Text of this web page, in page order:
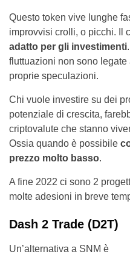
Questo token vive lunghe
improvvisi crolli, o picchi. Il
adatto per gli investimenti
fluttuazioni non sono
proprie speculazioni.
Chi vuole investire su dei
potenziale di crescita,
criptovalute che stanno
Ossia quando è possibile
prezzo molto basso.
A fine 2022 ci sono 2
molte adesioni in breve
Dash 2 Trade (D2T)
Un’alternativa a SNM è